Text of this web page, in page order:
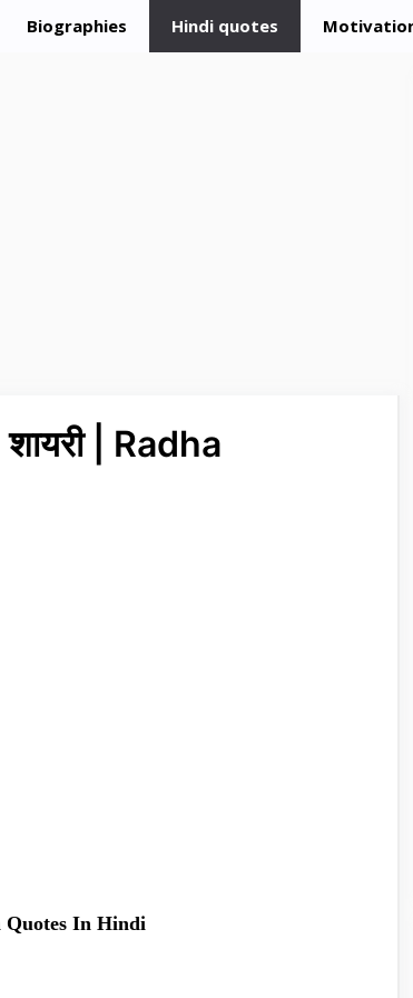
Biographies Hindi quotes
शायरी | Radha
Quotes In Hindi